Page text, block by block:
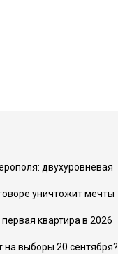
двухуровневая
уничтожит мечты
квартира в 2026
на выборы 20 сентября?